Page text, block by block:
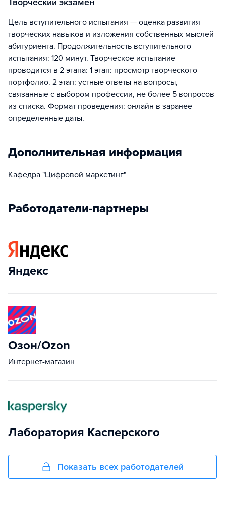
Цель вступительного испытания — оценка развития
творческих навыков и изложения собственных мыслей
абитуриента. Продолжительность вступительного
испытания: 120 минут. Творческое испытание
проводится в 2 этапа: 1 этап: просмотр творческого
портфолио. 2 этап: устные ответы на вопросы,
связанные с выбором профессии, не более 5 вопросов
из списка. Формат проведения: онлайн в заранее
определенные даты.
Дополнительная информация
Кафедра "Цифровой маркетинг"
Работодатели-партнеры
Яндекс
Озон/Ozon
Интернет-магазин
Лаборатория Касперского
Показать всех работодателей